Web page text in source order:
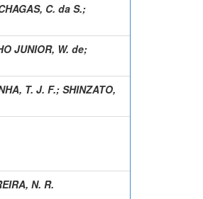
C. da S.;
JUNIOR, W. de;
T. J. F.; SHINZATO,
N. R.